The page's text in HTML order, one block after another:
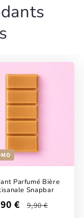
Parfumé Bière
Snapbar
€
Prix
9,90 €